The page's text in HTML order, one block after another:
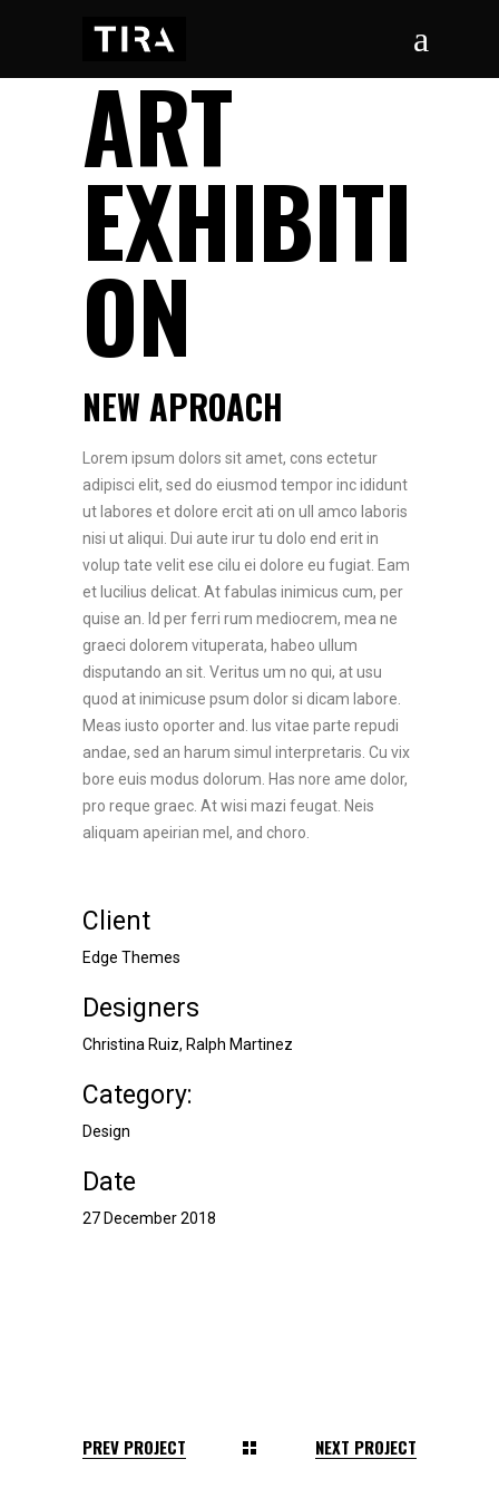
ART
EXHIBITI
ON
NEW APROACH
Lorem ipsum dolors sit amet, cons ectetur
adipisci elit, sed do eiusmod tempor inc ididunt
ut labores et dolore ercit ati on ull amco laboris
nisi ut aliqui. Dui aute irur tu dolo end erit in
volup tate velit ese cilu ei dolore eu fugiat. Eam
et lucilius delicat. At fabulas inimicus cum, per
quise an. Id per ferri rum mediocrem, mea ne
graeci dolorem vituperata, habeo ullum
disputando an sit. Veritus um no qui, at usu
quod at inimicuse psum dolor si dicam labore.
Meas iusto oporter and. Ius vitae parte repudi
andae, sed an harum simul interpretaris. Cu vix
bore euis modus dolorum. Has nore ame dolor,
pro reque graec. At wisi mazi feugat. Neis
aliquam apeirian mel, and choro.
Client
Edge Themes
Designers
Christina Ruiz, Ralph Martinez
Category:
Design
Date
27 December 2018
PREV PROJECT NEXT PROJECT